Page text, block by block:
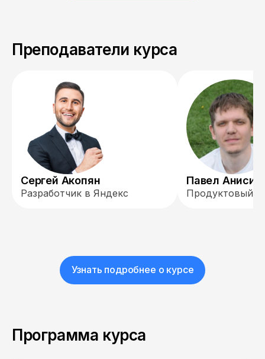
Преподаватели курса
Сергей Акопян
Разработчик в Яндекс
Павел
Продуктовый
Узнать подробнее о курсе
Программа курса